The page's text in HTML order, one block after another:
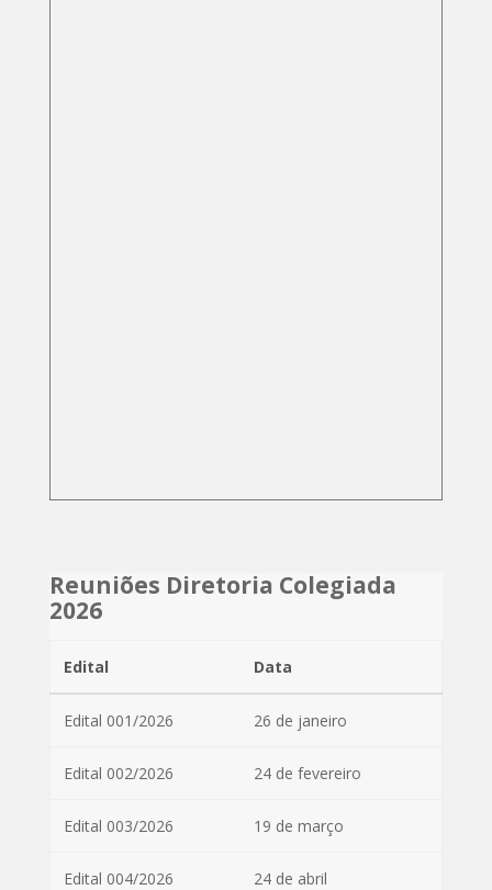
Reuniões Diretoria Colegiada
2026
Edital Data
Edital 001/2026 26 de janeiro
Edital 002/2026 24 de fevereiro
Edital 003/2026 19 de março
Edital 004/2026 24 de abril